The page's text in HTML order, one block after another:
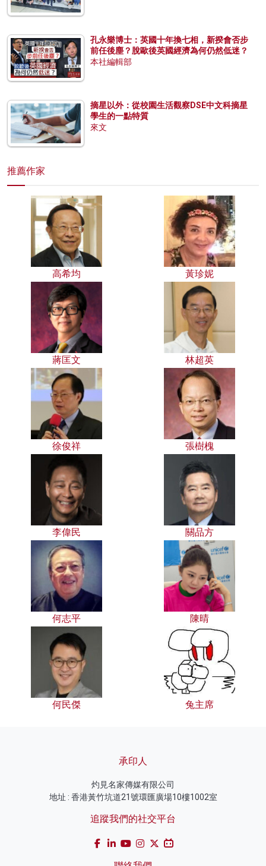
孔永樂博士：英國十年換七相，新揆會否步
前任後塵？脫歐後英國經濟為何仍然低迷？
本社編輯部
摘星以外：從校園生活觀察DSE中文科摘星
學生的一點特質
來文
推薦作家
高希均 黃珍妮
蔣匡文 林超英
徐俊祥 張樹槐
李偉民 關品方
何志平 陳晴
何民傑 兔主席
承印人
灼見名家傳媒有限公司
地址 : 香港黃竹坑道21號環匯廣場10樓1002室
追蹤我們的社交平台